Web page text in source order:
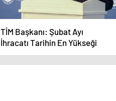
TİM Başkanı: Şubat Ayı
İhracatı Tarihin En Yükseği